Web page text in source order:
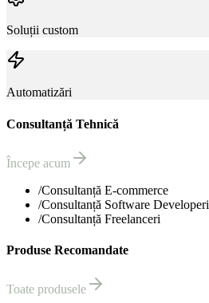
Soluții custom
Automatizări
Consultanță Tehnică
Începe acum
/Consultanță E-commerce
/Consultanță Software Developeri
/Consultanță Freelanceri
Produse Recomandate
Toate produsele